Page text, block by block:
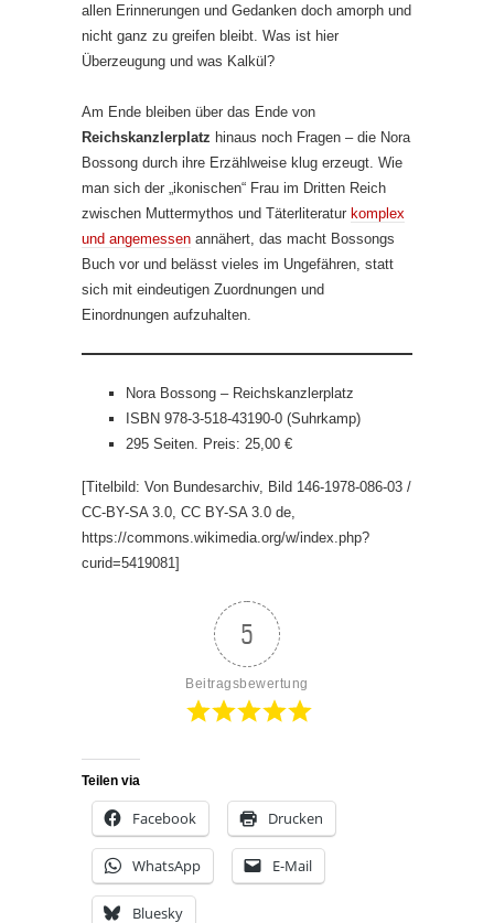
allen Erinnerungen und Gedanken doch amorph und
nicht ganz zu greifen bleibt. Was ist hier
Überzeugung und was Kalkül?
Am Ende bleiben über das Ende von
Reichskanzlerplatz hinaus noch Fragen – die Nora
Bossong durch ihre Erzählweise klug erzeugt. Wie
man sich der „ikonischen“ Frau im Dritten Reich
zwischen Muttermythos und Täterliteratur komplex
und angemessen annähert, das macht Bossongs
Buch vor und belässt vieles im Ungefähren, statt
sich mit eindeutigen Zuordnungen und
Einordnungen aufzuhalten.
Nora Bossong – Reichskanzlerplatz
ISBN 978-3-518-43190-0 (Suhrkamp)
295 Seiten. Preis: 25,00 €
[Titelbild: Von Bundesarchiv, Bild 146-1978-086-03 /
CC-BY-SA 3.0, CC BY-SA 3.0 de,
https://commons.wikimedia.org/w/index.php?
curid=5419081]
5
Beitragsbewertung
Teilen via
Facebook Drucken
WhatsApp E-Mail
Bluesky